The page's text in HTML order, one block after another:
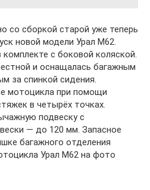
со сборкой старой уже теперь
новой модели Урал М62.
с боковой коляской.
и оснащалась багажным
за спинкой сидения.
мотоцикла при помощи
в четырёх точках.
подвеску с
— до 120 мм. Запасное
багажного отделения
Урал М62 на фото